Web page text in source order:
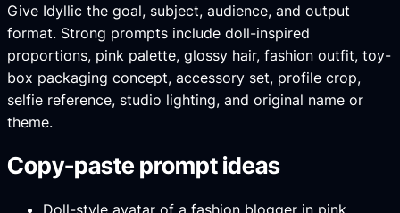
Give Idyllic the goal, subject, audience, and output
format. Strong prompts include doll-inspired
proportions, pink palette, glossy hair, fashion outfit, toy-
box packaging concept, accessory set, profile crop,
selfie reference, studio lighting, and original name or
theme.
Copy-paste prompt ideas
Doll-style avatar of a fashion blogger in pink